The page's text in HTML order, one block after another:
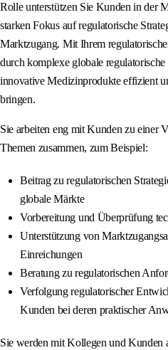
Rolle unterstützen Sie Kunden in der
starken Fokus auf regulatorische
Marktzugang. Mit Ihrem
durch komplexe globale
innovative Medizinprodukte effizient
bringen.
Sie arbeiten eng mit Kunden zu einer
Themen zusammen, zum Beispiel:
Beitrag zu regulatorischen
globale Märkte
Vorbereitung und Überprüfung
Unterstützung von
Einreichungen
Beratung zu regulatorischen
Verfolgung regulatorischer
Kunden bei deren praktischer
Sie werden mit Kollegen und Kunden